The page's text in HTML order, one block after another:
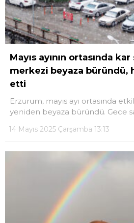
SPOR
EKONOMI
MAGAZIN
POLITIKA
DÜNYA
EĞITIM
Mayıs ayının ortasında
merkezi beyaza büründü,
etti
Erzurum, mayıs ayı ortasında
yeniden beyaza büründü. Gece
14 Mayıs 2025 Çarşamba 13:13